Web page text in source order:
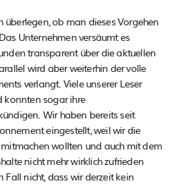
überlegen, ob man dieses Vorgehen
Unternehmen versäumt es
transparent über die aktuellen
wird aber weiterhin der volle
verlangt. Viele unserer Leser
konnten sogar ihre
Wir haben bereits seit
eingestellt, weil wir die
wollten und auch mit dem
nicht mehr wirklich zufrieden
Fall nicht, dass wir derzeit kein